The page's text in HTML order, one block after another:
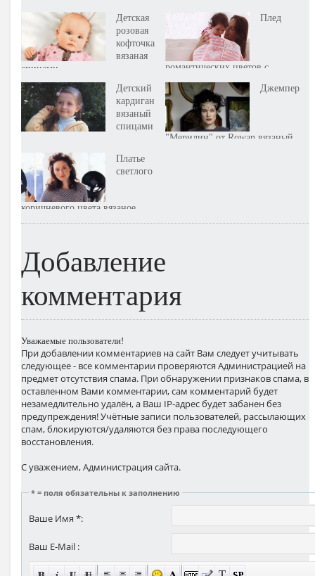
Детская
розовая
кофточка
вязаная
спицами
Плед
романтических цветов с
сердечками вязаный крючком
Детский
кардиган
вязаный
спицами
Джемпер
"Мерилин" от Rowan вязаный
Платье
светлого
коричневого цвета вязаное
крючком
Добавление
комментария
Уважаемые пользователи!
При добавлении комментариев на сайт Вам следует учитывать
следующее - все комментарии проверяются Администрацией на
предмет отсутствия спама. При обнаружении признаков спама, в
оставленном Вами комментарии, сам комментарий будет
незамедлительно удалён, а Ваш IP-адрес будет забанен без
предупреждения! Учётные записи пользователей, рассылающих
спам, блокируются/удаляются без права последующего
восстановления.
С уважением, Администрация сайта.
* = поля обязательны к заполнению
Ваше Имя *:
Ваш E-Mail :